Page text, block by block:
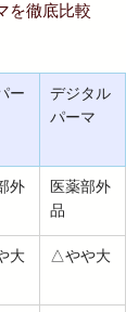
を徹底比較
ー
デジタル
パーマ
外
医薬部外
品
大 △やや大